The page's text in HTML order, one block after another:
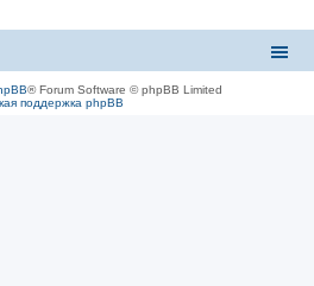
® Forum Software © phpBB Limited
поддержка phpBB